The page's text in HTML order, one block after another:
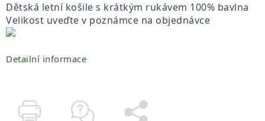
Dětská letní košile s krátkým rukávem 100% bavlna
Velikost uveďte v poznámce na objednávce
Detailní informace